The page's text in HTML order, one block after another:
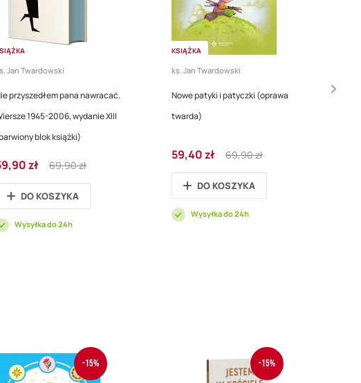
Jan Twardowski
przyszedłem pana nawracać.
1945-2006, wydanie XIII
blok książki)
zł
Regular
Price
69,90 zł
DO KOSZYKA
Wysyłka do 24h
KSIĄŻKA
ks. Jan Twardowski
Nowe patyki i patyczki (oprawa
twarda)
Cena
promocyjna
59,40 zł
Regular
Price
69,90 zł
DO KOSZYKA
Wysyłka do 24h
-15% -15%